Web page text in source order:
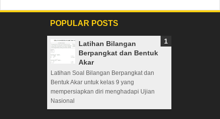
POPULAR POSTS
Latihan Bilangan
Berpangkat dan Bentuk
Akar
Latihan Soal Bilangan Berpangkat dan
Bentuk Akar untuk kelas 9 yang
mempersiapkan diri menghadapi Ujian
Nasional